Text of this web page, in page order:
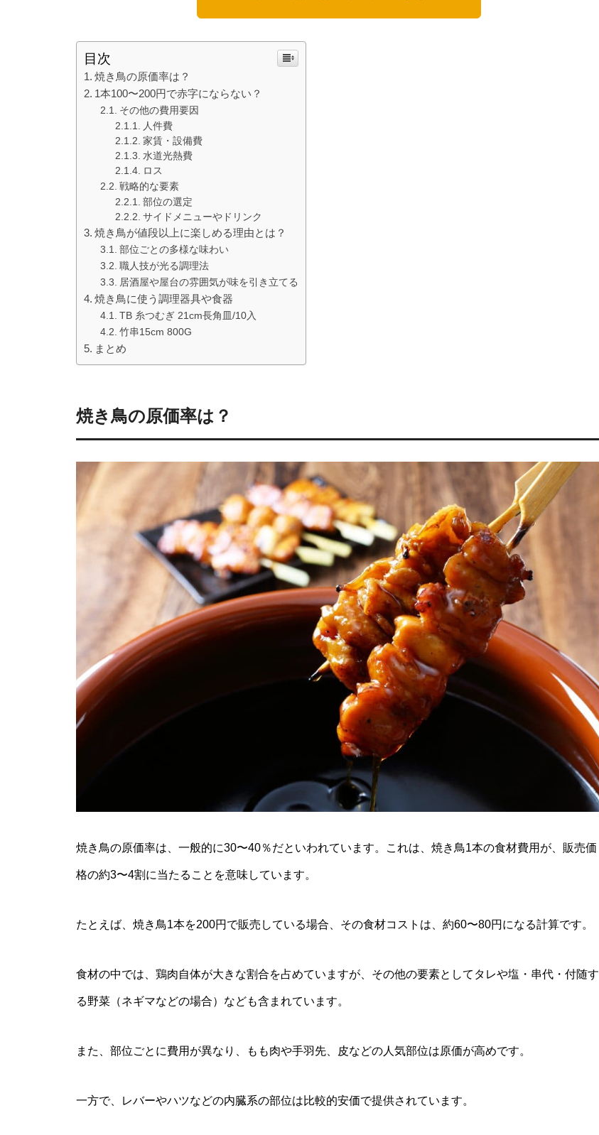
目次
焼き鳥の原価率は？
1本100〜200円で赤字にならない？
その他の費用要因
人件費
家賃・設備費
水道光熱費
ロス
戦略的な要素
部位の選定
サイドメニューやドリンク
焼き鳥が値段以上に楽しめる理由とは？
部位ごとの多様な味わい
職人技が光る調理法
居酒屋や屋台の雰囲気が味を引き立てる
焼き鳥に使う調理器具や食器
TB 糸つむぎ 21cm長角皿/10入
竹串15cm 800G
まとめ
焼き鳥の原価率は？
焼き鳥の原価率は、一般的に30〜40％だといわれています。これは、焼き鳥1本の食材費用が、販売価
格の約3〜4割に当たることを意味しています。
たとえば、焼き鳥1本を200円で販売している場合、その食材コストは、約60〜80円になる計算です。
食材の中では、鶏肉自体が大きな割合を占めていますが、その他の要素としてタレや塩・串代・付随す
る野菜（ネギマなどの場合）なども含まれています。
また、部位ごとに費用が異なり、もも肉や手羽先、皮などの人気部位は原価が高めです。
一方で、レバーやハツなどの内臓系の部位は比較的安価で提供されています。